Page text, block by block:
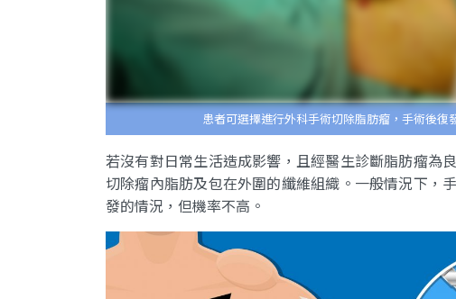
患者可選擇進行外科手術切除脂肪瘤，手術後復
若沒有對日常生活造成影響，且經醫生診斷脂肪瘤為
切除瘤內脂肪及包在外圍的纖維組織。一般情況下，
發的情況，但機率不高。